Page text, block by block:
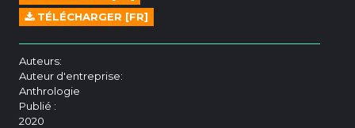
TÉLÉCHARGER [FR]
Auteurs:
Auteur d'entreprise:
Anthrologie
Publié :
2020